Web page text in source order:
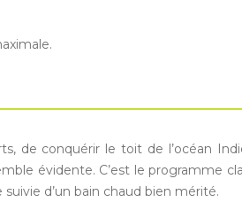
de conquérir le toit de l’océan
évidente. C’est le programme
d’un bain chaud bien mérité.